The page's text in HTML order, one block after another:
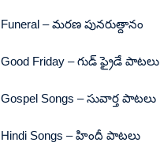
Funeral – మరణ పునరుత్దానం
Good Friday – గుడ్ ఫ్రైడే పాటలు
Gospel Songs – సువార్త పాటలు
Hindi Songs – హిందీ పాటలు